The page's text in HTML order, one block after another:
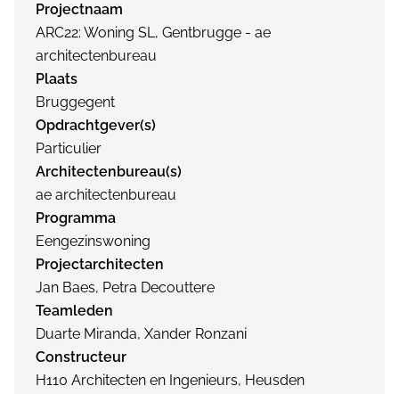
Projectnaam
ARC22: Woning SL, Gentbrugge - ae
architectenbureau
Plaats
Bruggegent
Opdrachtgever(s)
Particulier
Architectenbureau(s)
ae architectenbureau
Programma
Eengezinswoning
Projectarchitecten
Jan Baes, Petra Decouttere
Teamleden
Duarte Miranda, Xander Ronzani
Constructeur
H110 Architecten en Ingenieurs, Heusden